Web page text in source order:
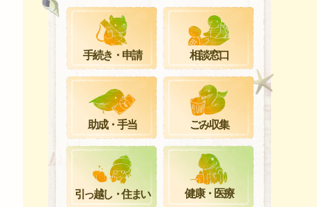
手続き・申請 相談窓口
助成・手当 ごみ収集
引っ越し・住まい 健康・医療